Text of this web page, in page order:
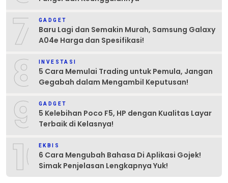
7 GADGET
Baru Lagi dan Semakin Murah, Samsung Galaxy
A04e Harga dan Spesifikasi!
8 INVESTASI
5 Cara Memulai Trading untuk Pemula, Jangan
Gegabah dalam Mengambil Keputusan!
9 GADGET
5 Kelebihan Poco F5, HP dengan Kualitas Layar
Terbaik di Kelasnya!
10EKBIS
6 Cara Mengubah Bahasa Di Aplikasi Gojek!
Simak Penjelasan Lengkapnya Yuk!